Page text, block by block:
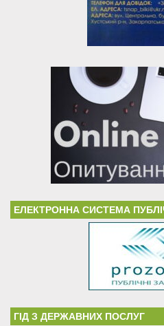
ЕЛЕКТРОННА СИСТЕМА
ГІД З ДЕРЖАВНИХ ПОСЛУГ